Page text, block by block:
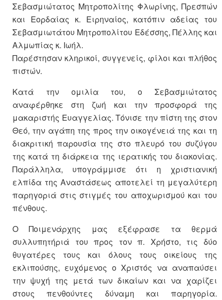
Σεβασμιώτατος Μητροπολίτης Φλωρίνης, Πρεσπών
και Εορδαίας κ. Ειρηναίος, κατόπιν αδείας του
Σεβασμιωτάτου Μητροπολίτου Εδέσσης, Πέλλης και
Αλμωπίας κ. Ιωήλ.
Παρέστησαν κληρικοί, συγγενείς, φίλοι και πλήθος
πιστών.
Κατά την ομιλία του, ο Σεβασμιώτατος
αναφέρθηκε στη ζωή και την προσφορά της
μακαριστής Ευαγγελίας. Τόνισε την πίστη της στον
Θεό, την αγάπη της προς την οικογένειά της και τη
διακριτική παρουσία της στο πλευρό του συζύγου
της κατά τη διάρκεια της ιερατικής του διακονίας.
Παράλληλα, υπογράμμισε ότι η χριστιανική
ελπίδα της Αναστάσεως αποτελεί τη μεγαλύτερη
παρηγοριά στις στιγμές του αποχωρισμού και του
πένθους.
Ο Ποιμενάρχης μας εξέφρασε τα θερμά
συλλυπητήριά του προς τον π. Χρήστο, τις δύο
θυγατέρες τους και όλους τους οικείους της
εκλιπούσης, ευχόμενος ο Χριστός να αναπαύσει
την ψυχή της μετά των δικαίων και να χαρίζει
στους πενθούντες δύναμη και παρηγορία.